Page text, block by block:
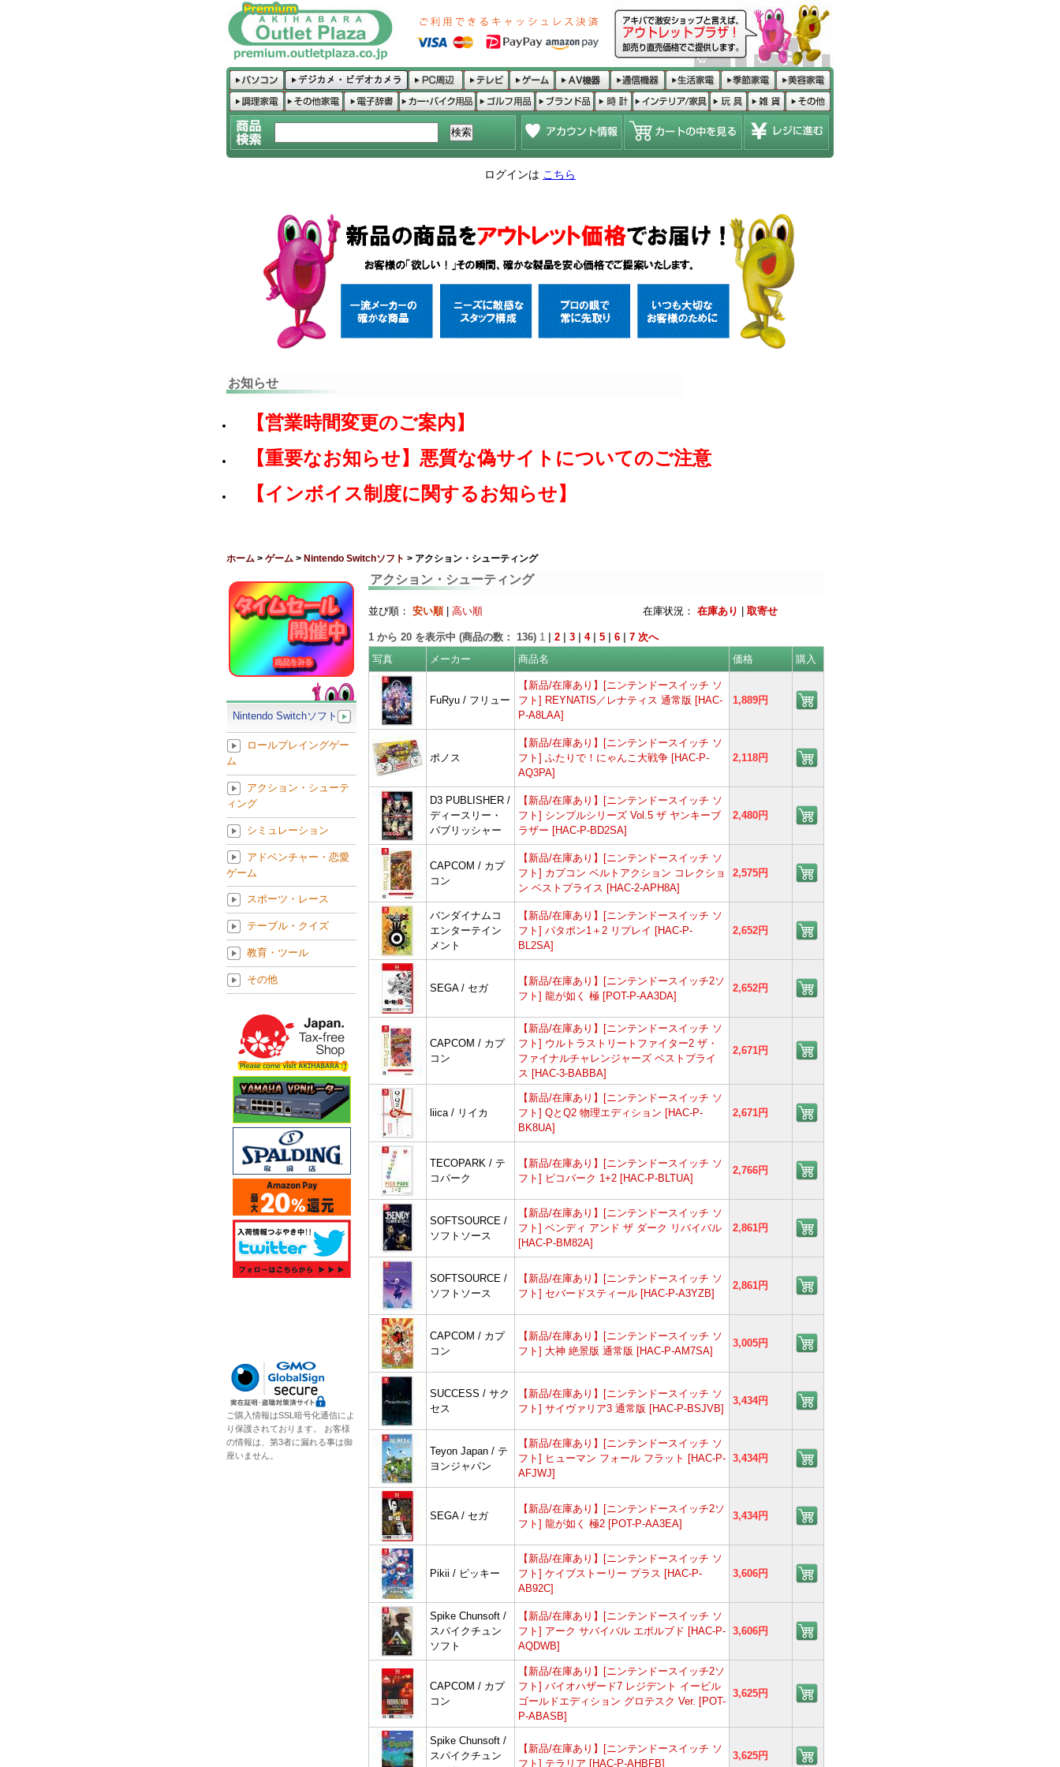
ログインは こちら
お知らせ
【営業時間変更のご案内】
【重要なお知らせ】悪質な偽サイトについてのご注意
【インボイス制度に関するお知らせ】
ホーム > ゲーム > Nintendo Switchソフト > アクション・シューティング
アクション・シューティング
並び順： 安い順| 高い順 在庫状況： 在庫あり 取寄せ
1 から 20 を表示中 (商品の数： 136) 1 2 3 4| 5 6 7 次へ
写真
メーカー 商品名 価格 購入
FuRyu / フリュー
【新品/在庫あり】[ニンテンドースイッチ ソ
フト] REYNATIS／レナティス 通常版 [HAC-
P-A8LAA]
1,889円
ポノス
【新品/在庫あり】[ニンテンドースイッチ ソ
フト] ふたりで！にゃんこ大戦争 [HAC-P-
AQ3PA]
2,118円
D3 PUBLISHER /
ディースリー・
パブリッシャー
【新品/在庫あり】[ニンテンドースイッチ ソ
フト] シンプルシリーズ Vol.5 ザ ヤンキーブ
ラザー [HAC-P-BD2SA]
2,480円
CAPCOM / カプ
コン
【新品/在庫あり】[ニンテンドースイッチ ソ
フト] カプコン ベルトアクション コレクショ
ン ベストプライス [HAC-2-APH8A]
2,575円
バンダイナムコ
エンターテイン
メント
【新品/在庫あり】[ニンテンドースイッチ ソ
フト] パタポン1＋2 リプレイ [HAC-P-
BL2SA]
2,652円
SEGA / セガ
【新品/在庫あり】[ニンテンドースイッチ2ソ
フト] 龍が如く 極 [POT-P-AA3DA]
2,652円
CAPCOM / カプ
コン
【新品/在庫あり】[ニンテンドースイッチ ソ
フト] ウルトラストリートファイター2 ザ・
ファイナルチャレンジャーズ ベストプライ
ス [HAC-3-BABBA]
2,671円
liica / リイカ
【新品/在庫あり】[ニンテンドースイッチ ソ
フト] QとQ2 物理エディション [HAC-P-
BK8UA]
2,671円
TECOPARK / テ
コパーク
【新品/在庫あり】[ニンテンドースイッチ ソ
フト] ピコパーク 1+2 [HAC-P-BLTUA]
2,766円
SOFTSOURCE /
ソフトソース
【新品/在庫あり】[ニンテンドースイッチ ソ
フト] ベンディ アンド ザ ダーク リバイバル
[HAC-P-BM82A]
2,861円
SOFTSOURCE /
ソフトソース
【新品/在庫あり】[ニンテンドースイッチ ソ
フト] セバードスティール [HAC-P-A3YZB]
2,861円
CAPCOM / カプ
コン
【新品/在庫あり】[ニンテンドースイッチ ソ
フト] 大神 絶景版 通常版 [HAC-P-AM7SA]
3,005円
SUCCESS / サク
セス
【新品/在庫あり】[ニンテンドースイッチ ソ
フト] サイヴァリア3 通常版 [HAC-P-BSJVB]
3,434円
Teyon Japan / テ
ヨンジャパン
【新品/在庫あり】[ニンテンドースイッチ ソ
フト] ヒューマン フォール フラット [HAC-P-
AFJWJ]
3,434円
SEGA / セガ
【新品/在庫あり】[ニンテンドースイッチ2ソ
フト] 龍が如く 極2 [POT-P-AA3EA]
3,434円
Pikii / ピッキー
【新品/在庫あり】[ニンテンドースイッチ ソ
フト] ケイブストーリー プラス [HAC-P-
AB92C]
3,606円
Spike Chunsoft /
スパイクチュン
ソフト
【新品/在庫あり】[ニンテンドースイッチ ソ
フト] アーク サバイバル エボルブド [HAC-P-
AQDWB]
3,606円
CAPCOM / カプ
コン
【新品/在庫あり】[ニンテンドースイッチ2ソ
フト] バイオハザード7 レジデント イービル
ゴールドエディション グロテスク Ver. [POT-
P-ABASB]
3,625円
Spike Chunsoft /
スパイクチュン
【新品/在庫あり】[ニンテンドースイッチ ソ
フト] テラリア [HAC-P-AHBFB]
3,625円
Nintendo Switchソフト
ロールプレイングゲー
ム
アクション・シューテ
ィング
シミュレーション
アドベンチャー・恋愛
ゲーム
スポーツ・レース
テーブル・クイズ
教育・ツール
その他
ご購入情報はSSL暗号化通信によ
り保護されております。 お客様
の情報は、第3者に漏れる事は御
座いません。